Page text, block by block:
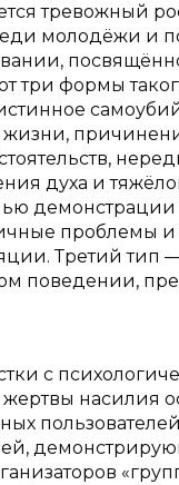
тревожный
молодёжи и
три формы
духа и
демонстрации
проблемы
Третий тип
поведении,
с
насилия